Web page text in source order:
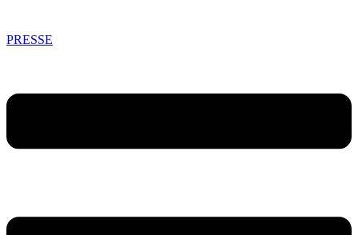
PRESSE